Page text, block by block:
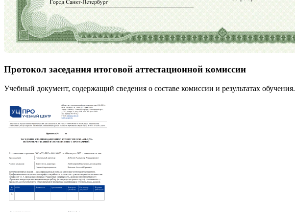
Протокол заседания итоговой аттестационной комиссии
Учебный документ, содержащий сведения о составе комиссии и результатах обучения.